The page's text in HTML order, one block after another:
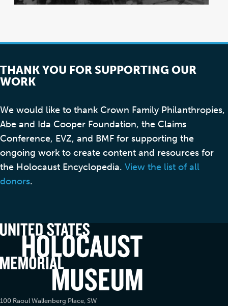
THANK YOU FOR SUPPORTING OUR
WORK
We would like to thank Crown Family Philanthropies,
Abe and Ida Cooper Foundation, the Claims
Conference, EVZ, and BMF for supporting the
ongoing work to create content and resources for
the Holocaust Encyclopedia. View the list of all
donors.
100 Raoul Wallenberg Place, SW